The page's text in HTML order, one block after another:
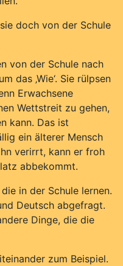
doch von der Schule
von der Schule nach
das ‚Wie‘. Sie rülpsen
Erwachsene
Wettstreit zu gehen,
kann. Das ist
ein älterer Mensch
verirrt, kann er froh
abbekommt.
in der Schule lernen.
Deutsch abgefragt.
Dinge, die die
zum Beispiel.